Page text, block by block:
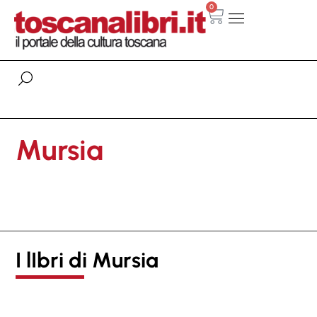
0
Mursia
I lIbri di Mursia